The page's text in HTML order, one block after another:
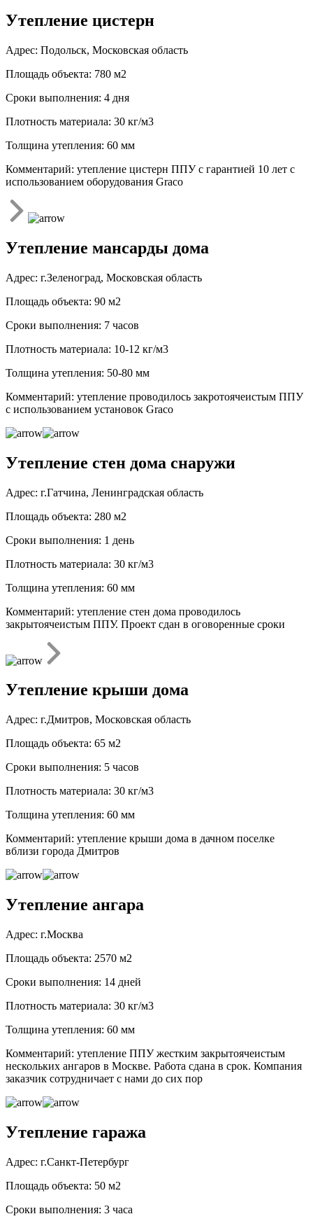
Утепление цистерн
Адрес: Подольск, Московская область
Площадь объекта: 780 м2
Сроки выполнения: 4 дня
Плотность материала: 30 кг/м3
Толщина утепления: 60 мм
Комментарий: утепление цистерн ППУ с гарантией 10 лет с
использованием оборудования Graco
Утепление мансарды дома
Адрес: г.Зеленоград, Московская область
Площадь объекта: 90 м2
Сроки выполнения: 7 часов
Плотность материала: 10-12 кг/м3
Толщина утепления: 50-80 мм
Комментарий: утепление проводилось закротоячеистым ППУ
с использованием установок Graco
Утепление стен дома снаружи
Адрес: г.Гатчина, Ленинградская область
Площадь объекта: 280 м2
Сроки выполнения: 1 день
Плотность материала: 30 кг/м3
Толщина утепления: 60 мм
Комментарий: утепление стен дома проводилось
закрытоячеистым ППУ. Проект сдан в оговоренные сроки
Утепление крыши дома
Адрес: г.Дмитров, Московская область
Площадь объекта: 65 м2
Сроки выполнения: 5 часов
Плотность материала: 30 кг/м3
Толщина утепления: 60 мм
Комментарий: утепление крыши дома в дачном поселке
вблизи города Дмитров
Утепление ангара
Адрес: г.Москва
Площадь объекта: 2570 м2
Сроки выполнения: 14 дней
Плотность материала: 30 кг/м3
Толщина утепления: 60 мм
Комментарий: утепление ППУ жестким закрытоячеистым
нескольких ангаров в Москве. Работа сдана в срок. Компания
заказчик сотрудничает с нами до сих пор
Утепление гаража
Адрес: г.Санкт-Петербург
Площадь объекта: 50 м2
Сроки выполнения: 3 часа